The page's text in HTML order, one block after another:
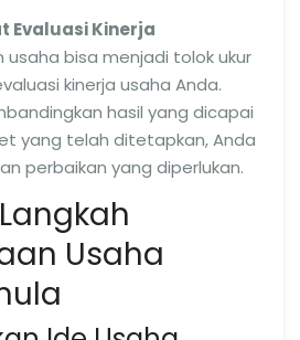
Evaluasi Kinerja
usaha bisa menjadi tolok ukur
kinerja usaha Anda.
hasil yang dicapai
yang telah ditetapkan, Anda
perbaikan yang diperlukan.
Usaha